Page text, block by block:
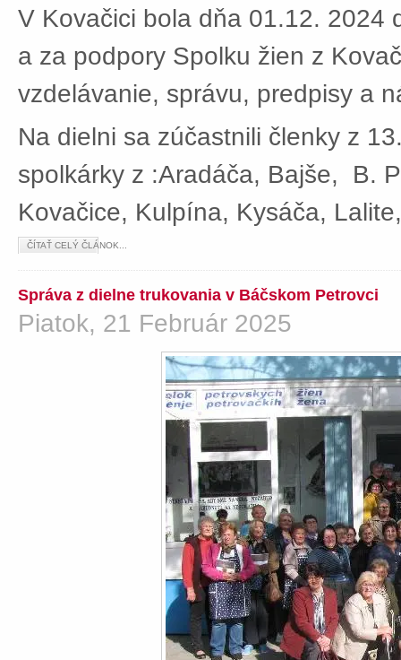
V Kovačici bola dňa 01.12. 2024
a za podpory Spolku žien z
vzdelávanie, správu, predpisy a
Na dielni sa zúčastnili členky z
spolkárky z :Aradáča, Bajše, B.
Kovačice, Kulpína, Kysáča,
ČÍTAŤ CELÝ ČLÁNOK...
Správa z dielne trukovania v Báčskom Petrovci
Piatok, 21 Február 2025